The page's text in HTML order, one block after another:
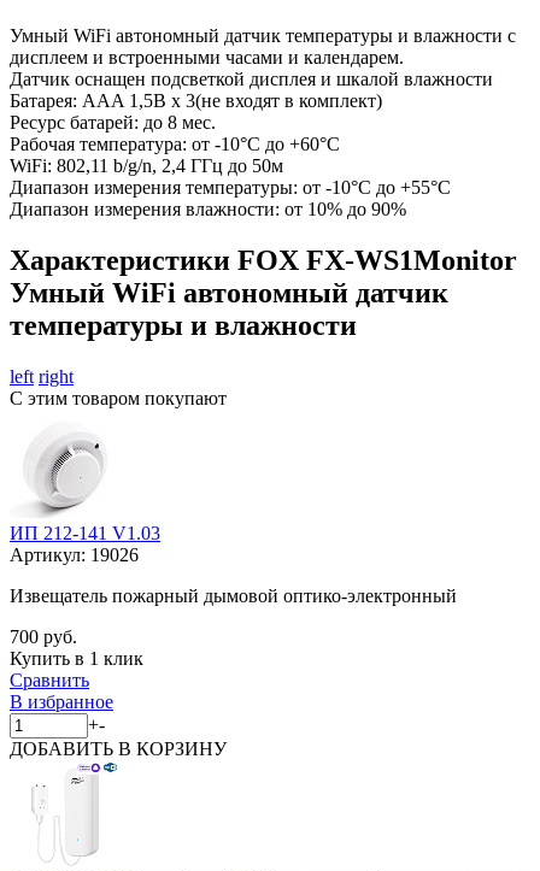
Умный WiFi автономный датчик температуры и влажности с
дисплеем и встроенными часами и календарем.
Датчик оснащен подсветкой дисплея и шкалой влажности
Батарея: AAA 1,5В х 3(не входят в комплект)
Ресурс батарей: до 8 мес.
Рабочая температура: от -10°C до +60°C
WiFi: 802,11 b/g/n, 2,4 ГГц до 50м
Диапазон измерения температуры: от -10°C до +55°C
Диапазон измерения влажности: от 10% до 90%
Характеристики FOX FX-WS1Monitor
Умный WiFi автономный датчик
температуры и влажности
left right
С этим товаром покупают
ИП 212-141 V1.03
Артикул: 19026
Извещатель пожарный дымовой оптико-электронный
700 руб.
Купить в 1 клик
Сравнить
В избранное
+-
ДОБАВИТЬ В КОРЗИНУ